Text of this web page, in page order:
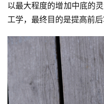
以最大程度的增加中底的
工学，最终目的是提高前后